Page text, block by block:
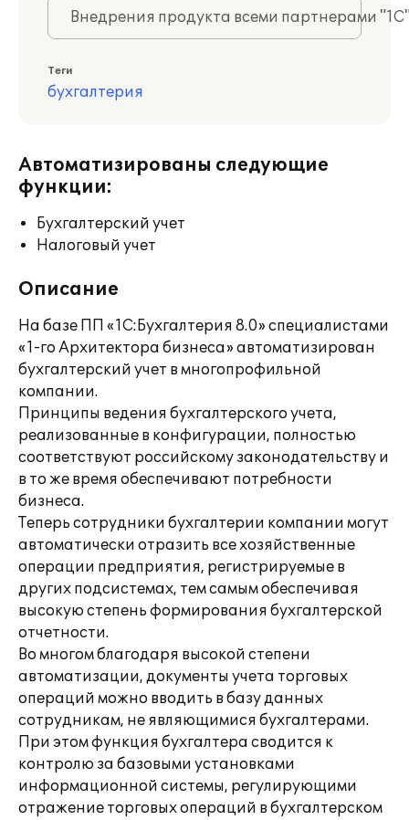
Внедрения продукта всеми партнерами
Теги
бухгалтерия
Автоматизированы следующие
функции:
Бухгалтерский учет
Налоговый учет
Описание
На базе ПП «1С:Бухгалтерия 8.0» специалистами
«1-го Архитектора бизнеса» автоматизирован
бухгалтерский учет в многопрофильной
компании.
Принципы ведения бухгалтерского учета,
реализованные в конфигурации, полностью
соответствуют российскому законодательству и
в то же время обеспечивают потребности
бизнеса.
Теперь сотрудники бухгалтерии компании могут
автоматически отразить все хозяйственные
операции предприятия, регистрируемые в
других подсистемах, тем самым обеспечивая
высокую степень формирования бухгалтерской
отчетности.
Во многом благодаря высокой степени
автоматизации, документы учета торговых
операций можно вводить в базу данных
сотрудникам, не являющимися бухгалтерами.
При этом функция бухгалтера сводится к
контролю за базовыми установками
информационной системы, регулирующими
отражение торговых операций в бухгалтерском